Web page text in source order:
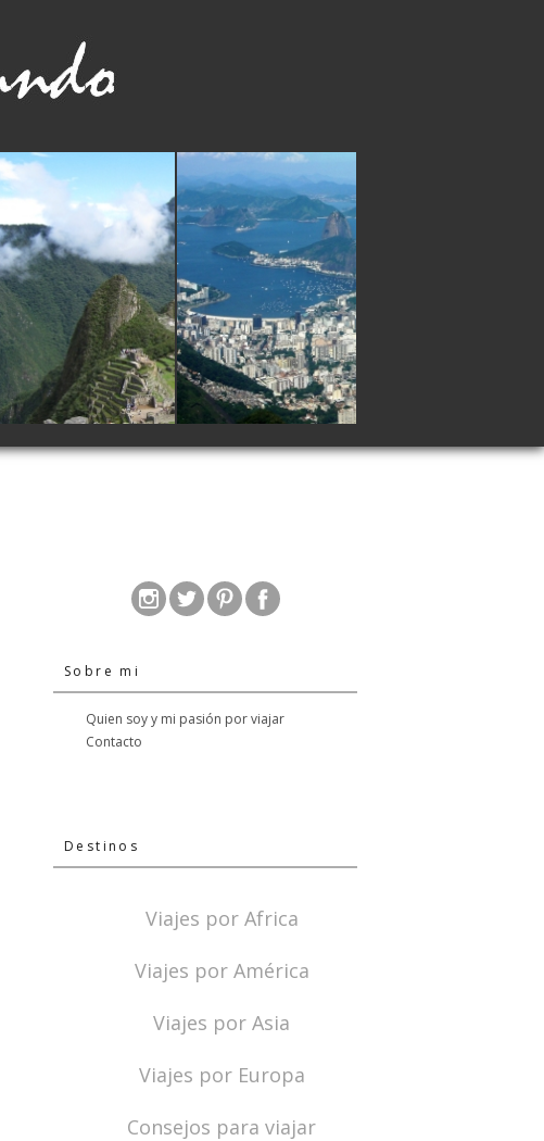
Sobre mi
Quien soy y mi pasión por viajar
Contacto
Destinos
Viajes por Africa
Viajes por América
Viajes por Asia
Viajes por Europa
Consejos para viajar